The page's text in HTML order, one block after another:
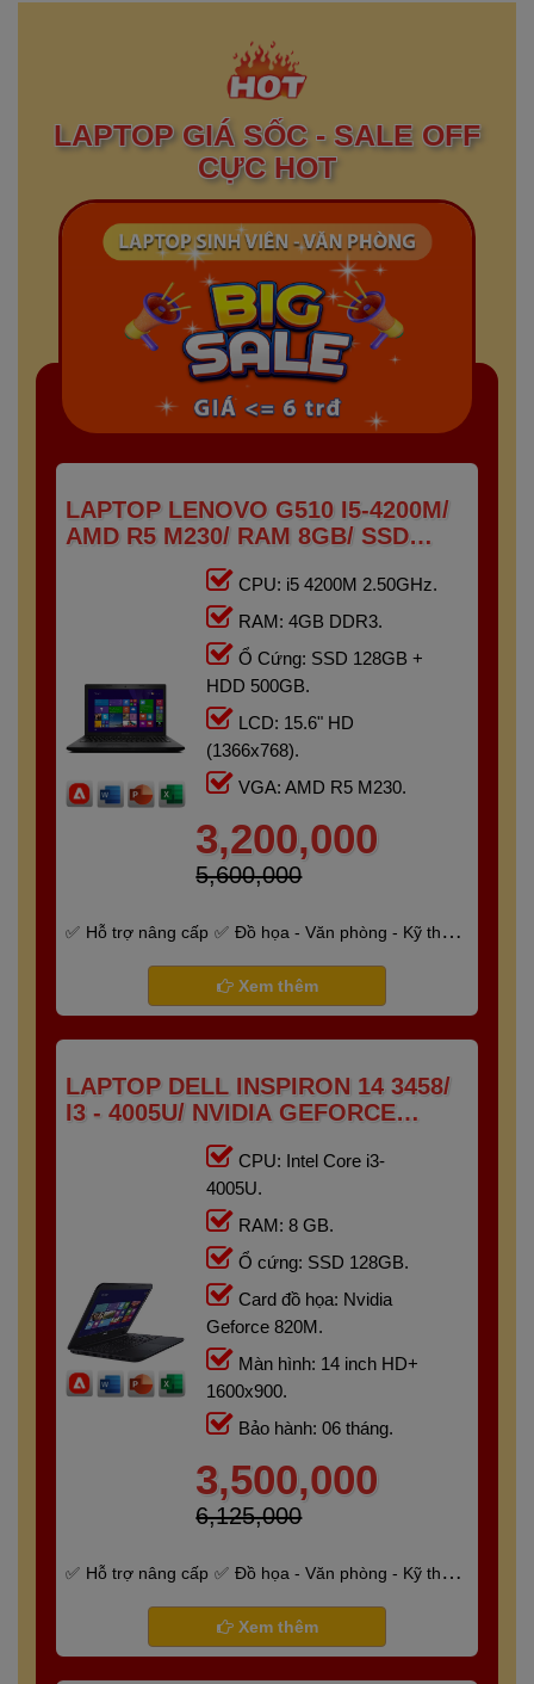
LAPTOP GIÁ SỐC - SALE OFF
CỰC HOT
LAPTOP LENOVO G510 I5-4200M/
AMD R5 M230/ RAM 8GB/ SSD
128GB + HDD 500GB/ 15.6" HD
CPU: i5 4200M 2.50GHz.
RAM: 4GB DDR3.
Ổ Cứng: SSD 128GB +
HDD 500GB.
LCD: 15.6" HD
(1366x768).
VGA: AMD R5 M230.
3,200,000
5,600,000
Hỗ trợ nâng cấp
Đồ họa - Văn phòng - Kỹ thuật
Bảo hành 6 tháng
Xem thêm
LAPTOP DELL INSPIRON 14 3458/
I3 - 4005U/ NVIDIA GEFORCE
820M/ RAM 8G/ SSD 128GB/
CPU: Intel Core i3-
4005U.
RAM: 8 GB.
Ổ cứng: SSD 128GB.
Card đồ họa: Nvidia
Geforce 820M.
Màn hình: 14 inch HD+
1600x900.
Bảo hành: 06 tháng.
3,500,000
6,125,000
Hỗ trợ nâng cấp
Đồ họa - Văn phòng - Kỹ thuật
Bảo hành 6 tháng
Xem thêm